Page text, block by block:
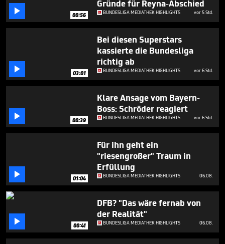
minutes,
seconds
 00:56
Gründe für Reyna-Abschied
BUNDESLIGA MEDIATHEK HIGHLIGHTS vor 5 Std.
 03:01
Bei diesen Superstars
kassierte die Bundesliga
richtig ab
BUNDESLIGA MEDIATHEK HIGHLIGHTS vor 6 Std.
 00:39
Klare Ansage vom Bayern-
Boss: Schröder reagiert
BUNDESLIGA MEDIATHEK HIGHLIGHTS vor 6 Std.
 01:04
Für ihn geht ein
"riesengroßer" Traum in
Erfüllung
BUNDESLIGA MEDIATHEK HIGHLIGHTS 06.08.
 00:41
DFB? "Das wäre fernab von
der Realität"
BUNDESLIGA MEDIATHEK HIGHLIGHTS 06.08.